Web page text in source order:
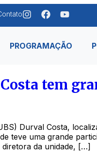
PROGRAMAÇÃO
tem
Durval Costa,
teve uma grande
da unidade, […]